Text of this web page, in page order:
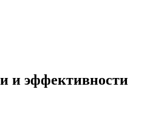
и эффективности